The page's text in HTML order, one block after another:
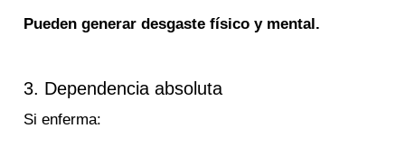
Pueden generar desgaste físico y mental.
3. Dependencia absoluta
Si enferma: